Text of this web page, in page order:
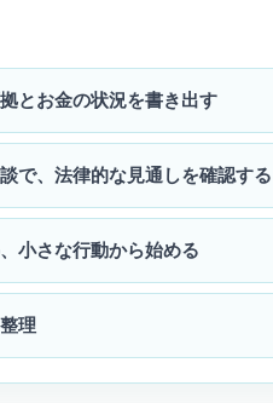
とお金の状況を書き出す
で、法律的な見通しを確認する
小さな行動から始める
理